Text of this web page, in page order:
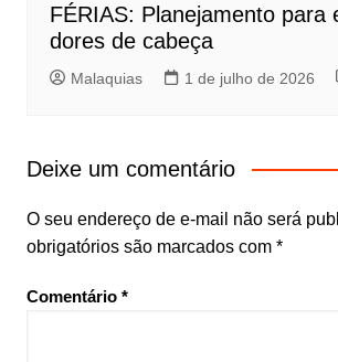
FÉRIAS: Planejamento para
dores de cabeça
Malaquias 1 de julho de 2026
Deixe um comentário
O seu endereço de e-mail não será
obrigatórios são marcados com *
Comentário *